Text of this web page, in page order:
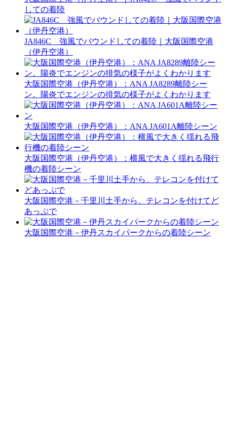
しての着陸
JA846C 強風でバウンドしての着陸｜大阪国際空港
（伊丹空港）
大阪国際空港（伊丹空港）：ANA JA8289離陸シー
ン。陽炎でエンジンの排気の様子がよくわかります
大阪国際空港（伊丹空港）：ANA JA601A離陸シーン
大阪国際空港（伊丹空港）：横風で大きく揺れる飛行
機の着陸シーン
大阪国際空港－千里川土手から、テレコンを付けてど
あっぷで
大阪国際空港－伊丹スカイパークからの着陸シーン